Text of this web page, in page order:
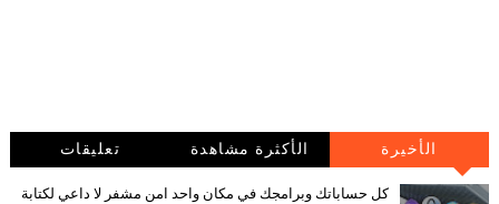
الأخيرة الأكثرة مشاهدة تعليقات
كل حساباتك وبرامجك في مكان واحد امن مشفر لا داعي لكتابة